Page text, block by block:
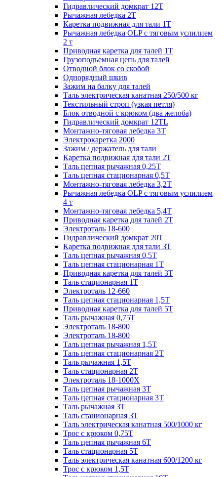
Гидравлический домкрат 12Т
Рычажная лебедка 2Т
Каретка подвижная для тали 1Т
Рычажная лебедка OLP с тяговым услилием
2 т
Приводная каретка для талей 1Т
Грузоподъемная цепь для талей
Отводной блок со скобой
Однорядный шкив
Зажим на балку для талей
Таль электрическая канатная 250/500 кг
Текстильный строп (узкая петля)
Блок отводной с крюком (два желоба)
Гидравлический домкрат 12TL
Монтажно-тяговая лебедка 3Т
Электрокаретка 2000
Зажим / держатель для тали
Каретка подвижная для тали 2Т
Таль цепная рычажная 0,25Т
Таль цепная стационарная 0,5Т
Монтажно-тяговая лебедка 3,2Т
Рычажная лебедка OLP с тяговым услилием
4 т
Монтажно-тяговая лебедка 5,4Т
Приводная каретка для талей 2Т
Электроталь 18-600
Гидравлический домкрат 20T
Каретка подвижная для тали 3Т
Таль цепная рычажная 0,5Т
Таль цепная стационарная 1Т
Приводная каретка для талей 3Т
Таль стационарная 1Т
Электроталь 12-660
Таль цепная стационарная 1,5Т
Приводная каретка для талей 5Т
Таль рычажная 0,75Т
Электроталь 18-800
Электроталь 18-800
Таль цепная рычажная 1,5Т
Таль цепная стационарная 2Т
Таль рычажная 1,5Т
Таль стационарная 2Т
Электроталь 18-1000X
Таль цепная рычажная 3Т
Таль цепная стационарная 3Т
Таль рычажная 3Т
Таль стационарная 3Т
Таль электрическая канатная 500/1000 кг
Трос с крюком 0,75Т
Таль цепная рычажная 6Т
Таль стационарная 5Т
Таль электрическая канатная 600/1200 кг
Трос с крюком 1,5Т